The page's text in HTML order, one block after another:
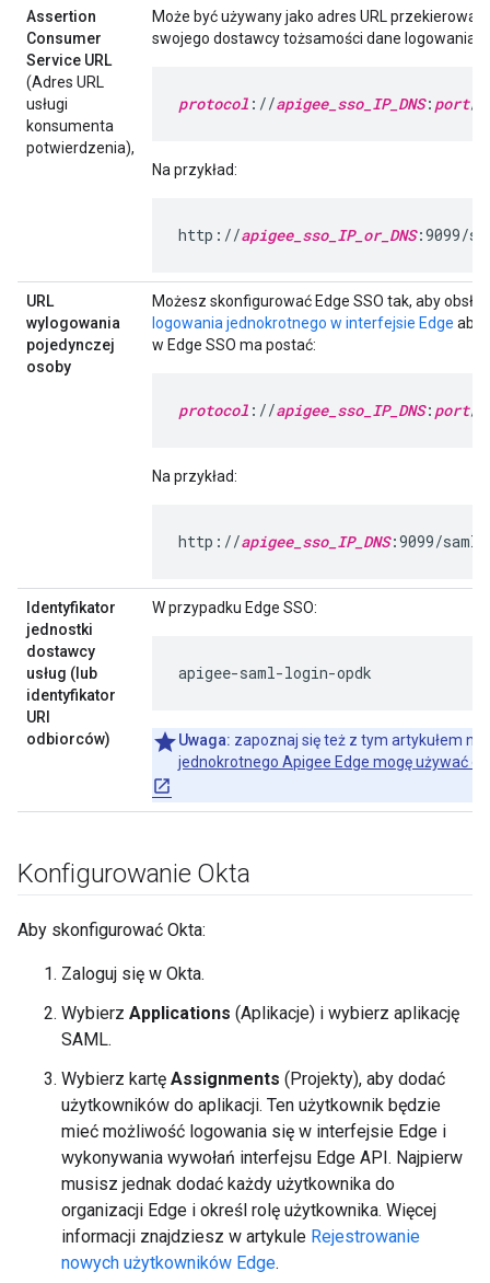
Assertion
Consumer
Service URL
(Adres URL
usługi
konsumenta
potwierdzenia),
Może być używany jako adres URL
swojego dostawcy tożsamości dane logowania
protocol ://apigee_sso_IP_DNS: port/
Na przykład:
http://apigee_sso_IP_or_DNS:9099/
URL
wylogowania
pojedynczej
osoby
Możesz skonfigurować Edge SSO tak, aby
logowania jednokrotnego w interfejsie Edge aby
w Edge SSO ma postać:
protocol ://apigee_sso_IP_DNS: port/
Na przykład:
http://apigee_sso_IP_DNS:9099/
Identyfikator
jednostki
dostawcy
usług (lub
identyfikator
URI
odbiorców)
W przypadku Edge SSO:
apigee-saml-login-opdk
Uwaga: zapoznaj się też z tym artykułem na
jednokrotnego Apigee Edge mogę używać
Konfigurowanie Okta
Aby skonfigurować Okta:
Zaloguj się w Okta.
Wybierz Applications (Aplikacje) i wybierz aplikację
SAML.
Wybierz kartę Assignments (Projekty), aby dodać
użytkowników do aplikacji. Ten użytkownik będzie
mieć możliwość logowania się w interfejsie Edge i
wykonywania wywołań interfejsu Edge API. Najpierw
musisz jednak dodać każdy użytkownika do
organizacji Edge i określ rolę użytkownika. Więcej
informacji znajdziesz w artykule Rejestrowanie
nowych użytkowników Edge.